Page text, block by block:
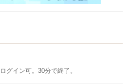
グイン可。30分で終了。